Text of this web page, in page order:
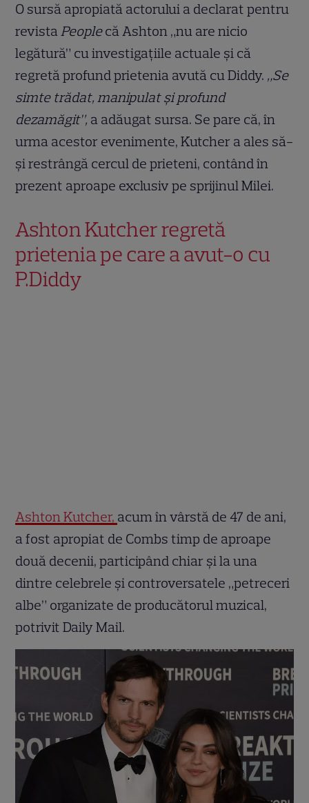
O sursă apropiată actorului a declarat pentru
revistaPeoplecă Ashton „nu are nicio
legătură” cu investigațiile actuale și că
regretă profund prietenia avută cu Diddy. „Se
simte trădat, manipulat și profund
dezamăgit”, a adăugat sursa. Se pare că, în
urma acestor evenimente, Kutcher a ales să-
și restrângă cercul de prieteni, contând în
prezent aproape exclusiv pe sprijinul Milei.
Ashton Kutcher regretă
prietenia pe care a avut-o cu
P.Diddy
Ashton Kutcher, acum în vârstă de 47 de ani,
a fost apropiat de Combs timp de aproape
două decenii, participând chiar și la una
dintre celebrele și controversatele „petreceri
albe” organizate de producătorul muzical,
potrivit Daily Mail.